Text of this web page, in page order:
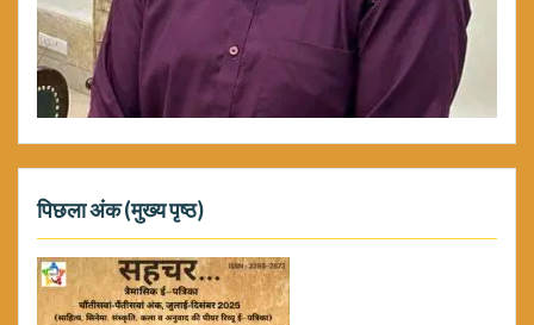
पिछला अंक (मुख्य पृष्ठ)